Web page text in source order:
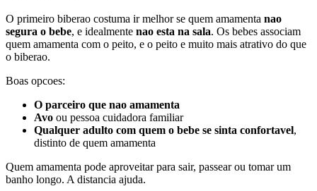
O primeiro biberao costuma ir melhor se quem amamenta nao
segura o bebe, e idealmente nao esta na sala. Os bebes associam
quem amamenta com o peito, e o peito e muito mais atrativo do que
o biberao.
Boas opcoes:
O parceiro que nao amamenta
Avo ou pessoa cuidadora familiar
Qualquer adulto com quem o bebe se sinta confortavel,
distinto de quem amamenta
Quem amamenta pode aproveitar para sair, passear ou tomar um
banho longo. A distancia ajuda.